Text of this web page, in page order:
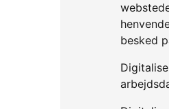
besked